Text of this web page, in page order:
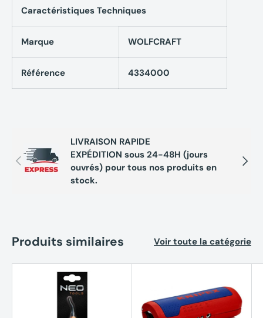
Caractéristiques Techniques
Marque WOLFCRAFT
Référence 4334000
Précédent
LIVRAISON RAPIDE
EXPÉDITION sous 24-48H (jours
ouvrés) pour tous nos produits en
stock.
Produits similaires Voir toute la catégorie